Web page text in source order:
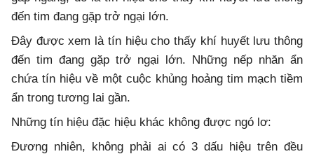
đến tim đang gặp trở ngại lớn.
Đây được xem là tín hiệu cho thấy khí huyết lưu thông
đến tim đang gặp trở ngại lớn. Những nếp nhăn ẩn
chứa tín hiệu về một cuộc khủng hoảng tim mạch tiềm
ẩn trong tương lai gần.
Những tín hiệu đặc hiệu khác không được ngó lơ:
Đương nhiên, không phải ai có 3 dấu hiệu trên đều